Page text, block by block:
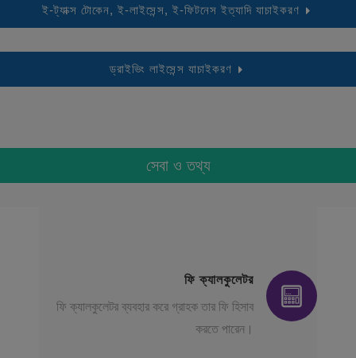
ই-ট্যাক্স টোকেন, ই-লাইসেন্স, ই-ফিটনেস ইত্যাদি যাচাইকরণ
ড্রাইভিং লাইসেন্স যাচাইকরণ
সেবা ও তথ্য
ফি ক্যালকুলেটর
ফি ক্যালকুলেটর ব্যবহার করে গ্রাহক তার ফি হিসাব
করতে পারেন।